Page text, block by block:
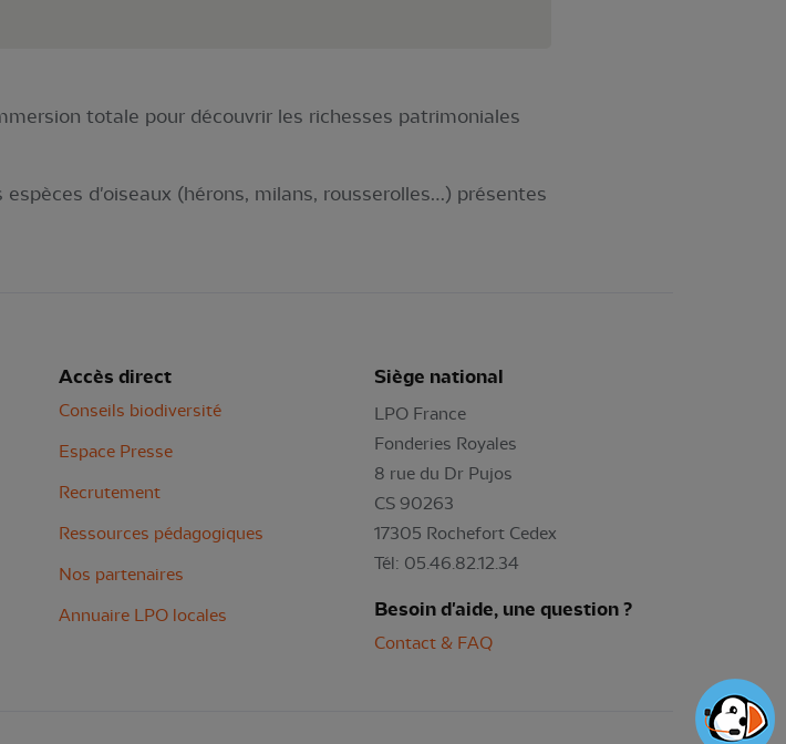
totale pour découvrir les richesses patrimoniales
d'oiseaux (hérons, milans, rousserolles…) présentes
Accès direct
Conseils biodiversité
Espace Presse
Recrutement
Ressources pédagogiques
Nos partenaires
Annuaire LPO locales
Siège national
LPO France
Fonderies Royales
8 rue du Dr Pujos
CS 90263
17305 Rochefort Cedex
Tél: 05.46.82.12.34
Besoin d'aide, une question ?
Contact & FAQ